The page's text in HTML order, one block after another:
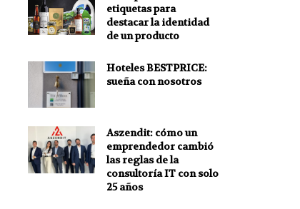
etiquetas para
destacar la identidad
de un producto
Hoteles BESTPRICE:
sueña con nosotros
Aszendit: cómo un
emprendedor cambió
las reglas de la
consultoría IT con solo
25 años